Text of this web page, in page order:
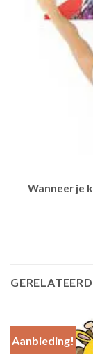
Wanneer je
Aanbieding!